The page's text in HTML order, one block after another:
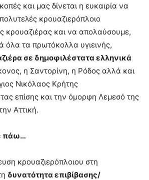
και μας δίνεται η ευκαιρία να
κρουαζιερόπλοιο
κρουαζιέρας και να απολαύσουμε,
όλα τα πρωτόκολλα υγιεινής,
σε δημοφιλέστατα ελληνικά
η Σαντορίνη, η Ρόδος αλλά και
Νικόλαος Κρήτης
επίσης και την όμορφη Λεμεσό της
Αττική.
πάω…
κρουαζιερόπλοιου στη
δυνατότητα επιβίβασης/